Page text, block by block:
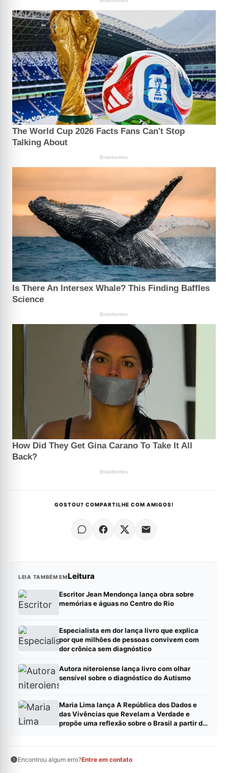
GOSTOU? COMPARTILHE COM AMIGOS!
LEIA TAMBÉM EMLeitura
Escritor Jean Mendonça lança obra sobre
memórias e águas no Centro do Rio
Especialista em dor lança livro que explica
por que milhões de pessoas convivem com
dor crônica sem diagnóstico
Autora niteroiense lança livro com olhar
sensível sobre o diagnóstico do Autismo
Maria Lima lança A República dos Dados e
das Vivências que Revelam a Verdade e
propõe uma reflexão sobre o Brasil a partir de
Encontrou algum erro?Entre em contato